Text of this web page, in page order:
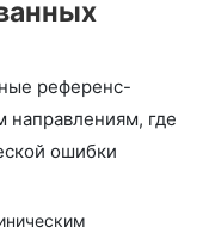
референс-
где
ошибки